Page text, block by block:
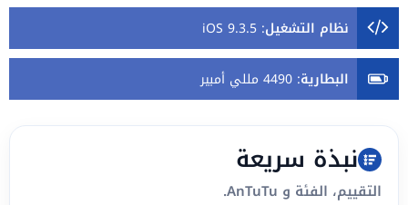
نظام التشغيل:
iOS 9.3.5
البطارية: 4490 مللي أمبير
نبذة سريعة
التقييم، الفئة و AnTuTu.